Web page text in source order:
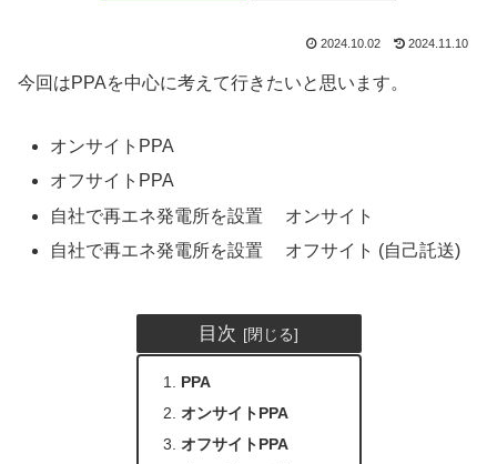
2024.10.02 2024.11.10
今回はPPAを中心に考えて行きたいと思います。
オンサイトPPA
オフサイトPPA
自社で再エネ発電所を設置 オンサイト
自社で再エネ発電所を設置 オフサイト (自己託送)
目次
PPA
オンサイトPPA
オフサイトPPA